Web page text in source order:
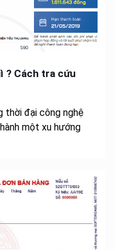
? Cách tra cứu
thời đại công nghệ
một xu hướng